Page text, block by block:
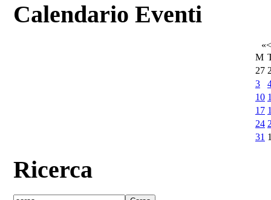
Calendario Eventi
«<
M
27
3
10
17
24
31
Ricerca